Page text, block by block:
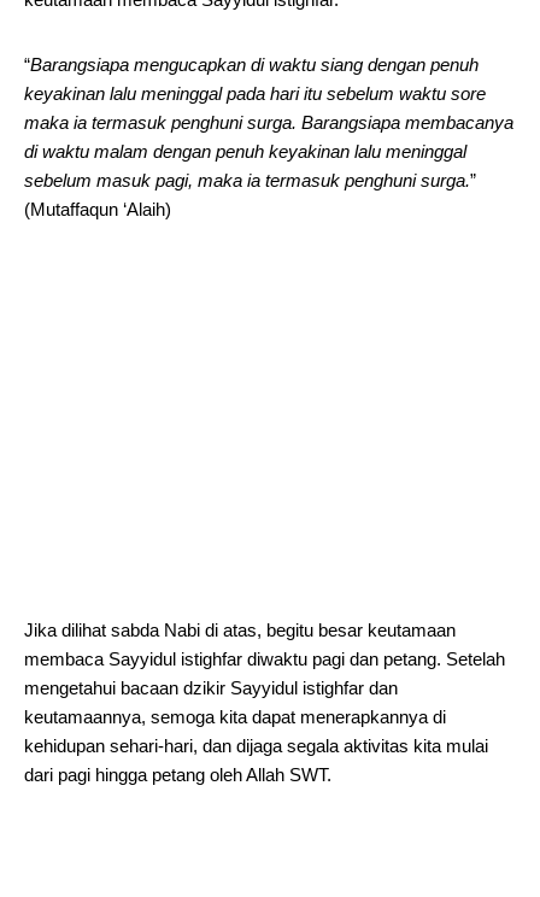
“Barangsiapa mengucapkan di waktu siang dengan penuh
keyakinan lalu meninggal pada hari itu sebelum waktu sore
maka ia termasuk penghuni surga. Barangsiapa membacanya
di waktu malam dengan penuh keyakinan lalu meninggal
sebelum masuk pagi, maka ia termasuk penghuni surga.”
(Mutaffaqun ‘Alaih)
Jika dilihat sabda Nabi di atas, begitu besar keutamaan
membaca Sayyidul istighfar diwaktu pagi dan petang. Setelah
mengetahui bacaan dzikir Sayyidul istighfar dan
keutamaannya, semoga kita dapat menerapkannya di
kehidupan sehari-hari, dan dijaga segala aktivitas kita mulai
dari pagi hingga petang oleh Allah SWT.